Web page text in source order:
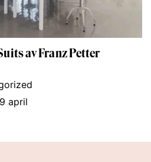
av Franz Petter
april